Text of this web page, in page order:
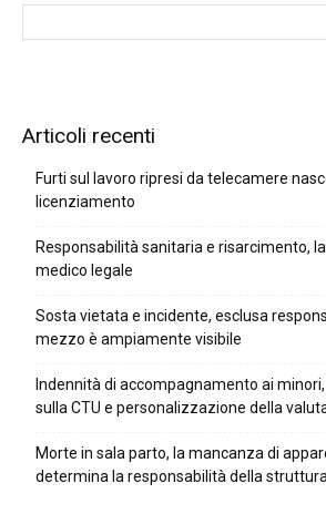
Articoli recenti
Furti sul lavoro ripresi da telecamere
licenziamento
Responsabilità sanitaria e risarcimento,
medico legale
Sosta vietata e incidente, esclusa
mezzo è ampiamente visibile
Indennità di accompagnamento ai
sulla CTU e personalizzazione della
Morte in sala parto, la mancanza di
determina la responsabilità della struttura